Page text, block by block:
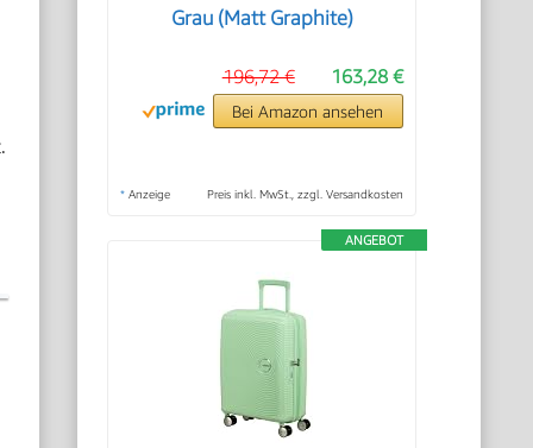
Grau (Matt Graphite)
163,28 €
196,72 €
Bei Amazon ansehen
* Anzeige Preis inkl. MwSt., zzgl. Versandkosten
ANGEBOT